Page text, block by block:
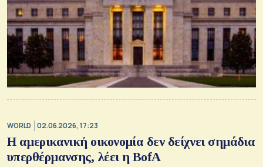
WORLD 02.06.2026, 17:23
H αμερικανική οικονομία δεν δείχνει σημάδια
υπερθέρμανσης, λέει η BofA